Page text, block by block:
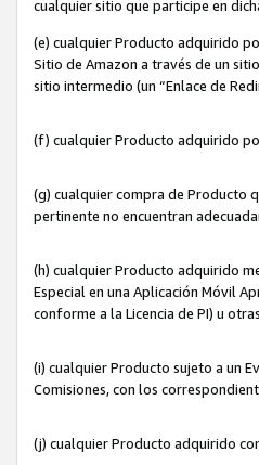
cualquier sitio que participe en
(e) cualquier Producto adquirido
Sitio de Amazon a través de un
sitio intermedio (un “Enlace de
(f) cualquier Producto adquirido
(g) cualquier compra de Producto
pertinente no encuentran
(h) cualquier Producto adquirido
Especial en una Aplicación Móvil
conforme a la Licencia de PI) u
(i) cualquier Producto sujeto a un
Comisiones, con los
(j) cualquier Producto adquirido